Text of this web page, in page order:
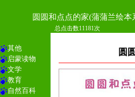
圆圆和点点的家(蒲蒲兰绘本
总点击数11181次
其他
启蒙读物
文学
教育
自然百科
圆